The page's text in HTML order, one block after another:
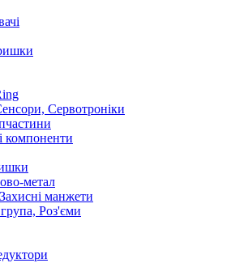
Сервотроніки
компоненти
метал
манжети
Роз'єми